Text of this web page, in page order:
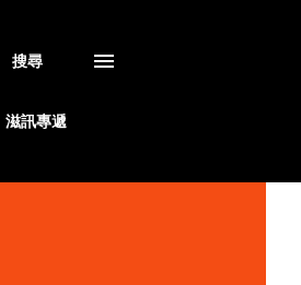
搜尋
滋訊專遞